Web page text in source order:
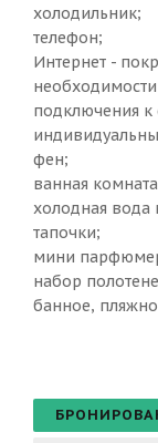
холодильник;
телефон;
Интернет -
подключения к
фен;
ванная
холодная вода
тапочки;
мини
набор
банное,